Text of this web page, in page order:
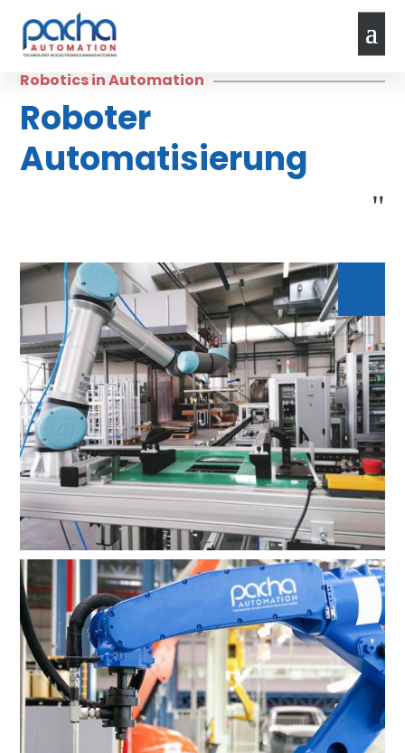
Standort
Weiteres
Impressum
Datenschutz
Ralph Pacha
Geschäftsleitung
Ivonne Pacha
Assistenz der Geschäftsleitung
zur Übersicht
Compa
ny
About
Pacha
History
More
Legal
Privacy
Robotics in Automation
Roboter
Automatisierung
"